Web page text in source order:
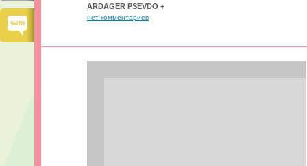
ARDAGER PSEVDO +
нет комментариев